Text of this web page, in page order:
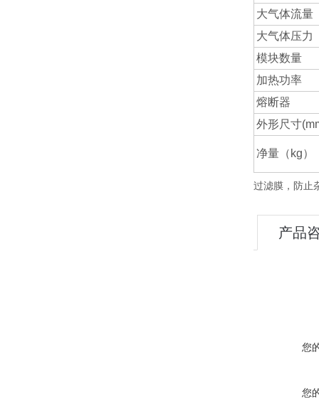
大气体流量
大气体压力
模块数量
加热功率
熔断器
外形尺寸
净量（ kg）
过滤膜，防止
产品
您
您